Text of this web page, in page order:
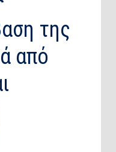
της
από